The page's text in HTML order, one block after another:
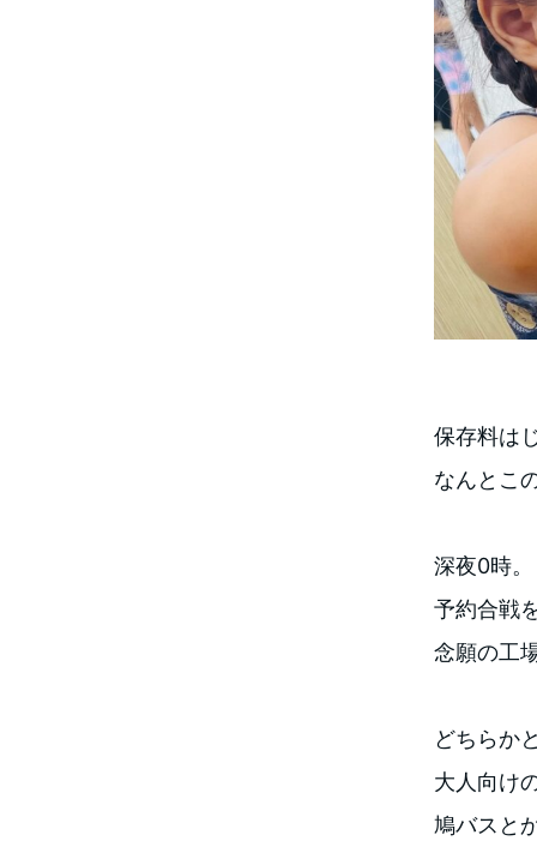
保存料は
なんとこ
深夜0時。
予約合戦
念願の工
どちらか
大人向け
鳩バスと